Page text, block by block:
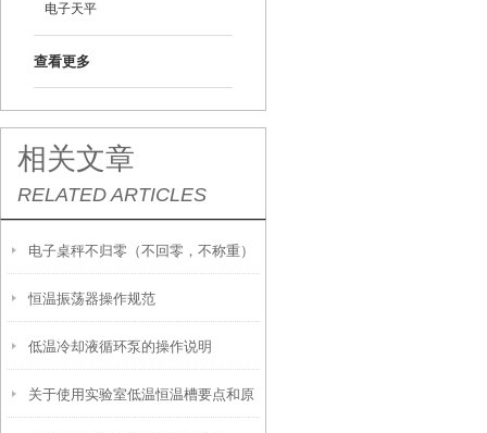
电子天平
查看更多
相关文章
RELATED ARTICLES
电子桌秤不归零（不回零，不称重）
如何解决
恒温振荡器操作规范
低温冷却液循环泵的操作说明
关于使用实验室低温恒温槽要点和原